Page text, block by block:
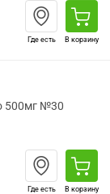
Где есть В корзину
500мг №30
Где есть В корзину